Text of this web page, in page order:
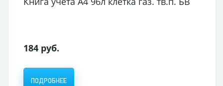
184 руб.
ПОДРОБНЕЕ